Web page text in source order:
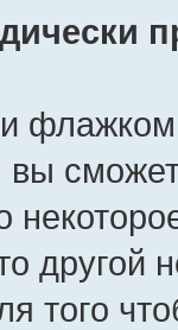
вы
другой
того